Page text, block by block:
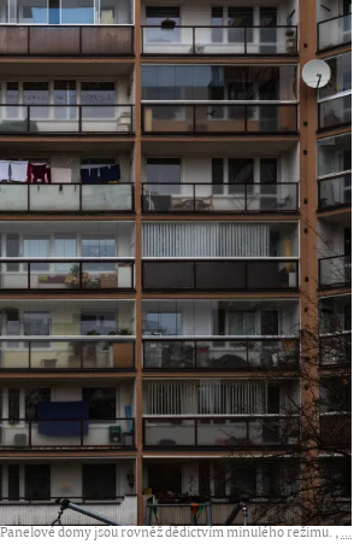
Panelové domy jsou rovněž dědictvím minulého režimu. ,...